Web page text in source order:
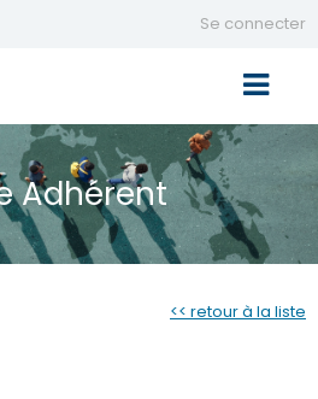
Se connecter
Adhérent
<< retour à la liste